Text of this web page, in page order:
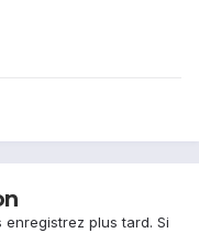
plus tard. Si